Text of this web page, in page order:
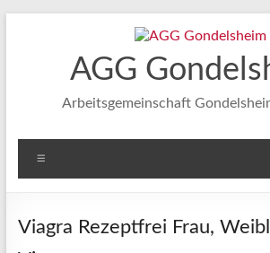
AGG
Arbeitsgemeinschaft
Viagra Rezeptfrei Frau,